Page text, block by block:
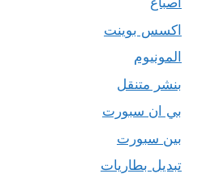
اكسس بوينت
المونيوم
بنشر متنقل
بي ان سبورت
بين سبورت
تبديل بطاريات